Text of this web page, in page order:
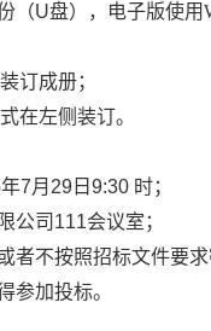
（U盘），电子版使用
订成册；
在左侧装订。
年7月 29 日 9:30 时；
公司 111会议室；
者不按照招标文件要
参加投标。